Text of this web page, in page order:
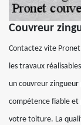
Couvreur
Contactez vite
les travaux
un couvreur zingueur
compétence fiable
votre toiture. La